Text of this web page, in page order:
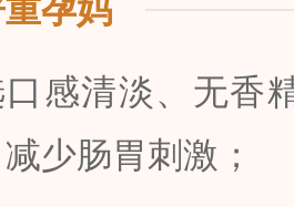
孕妈
感清淡、无香
少肠胃刺激；